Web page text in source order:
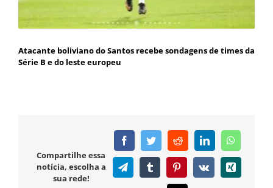
Atacante boliviano do Santos recebe sondagens de times da
Série B e do leste europeu
Compartilhe essa
notícia, escolha a
sua rede!
FacebookTwitterRedditLinkedIn
TelegramTumblr PinterestVk Xing